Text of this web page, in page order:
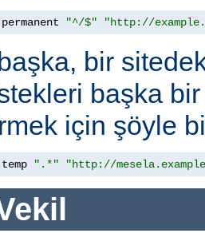
permanent "^/$" "http://
bir
başka
için şöyle
temp ".*" "http://